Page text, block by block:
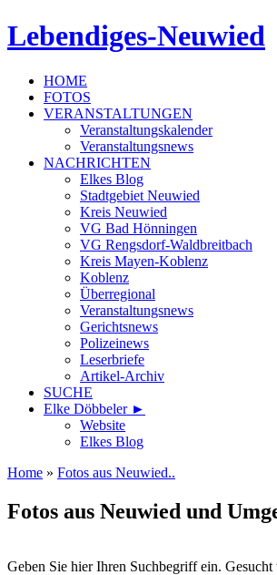
Lebendiges-Neuwied
HOME
FOTOS
VERANSTALTUNGEN
Veranstaltungskalender
Veranstaltungsnews
NACHRICHTEN
Elkes Blog
Stadtgebiet Neuwied
Kreis Neuwied
VG Bad Hönningen
VG Rengsdorf-Waldbreitbach
Kreis Mayen-Koblenz
Koblenz
Überregional
Veranstaltungsnews
Gerichtsnews
Polizeinews
Leserbriefe
Artikel-Archiv
SUCHE
Elke Döbbeler ►
Website
Elkes Blog
Home » Fotos aus Neuwied..
Fotos aus Neuwied und
Geben Sie hier Ihren Suchbegriff ein.